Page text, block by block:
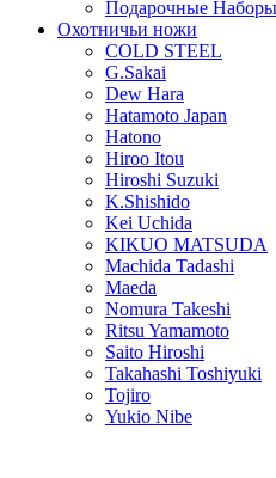
Подарочные Наборы
Охотничьи ножи
COLD STEEL
G.Sakai
Dew Hara
Hatamoto Japan
Hatono
Hiroo Itou
Hiroshi Suzuki
K.Shishido
Kei Uchida
KIKUO MATSUDA
Machida Tadashi
Maeda
Nomura Takeshi
Ritsu Yamamoto
Saito Hiroshi
Takahashi Toshiyuki
Tojiro
Yukio Nibe